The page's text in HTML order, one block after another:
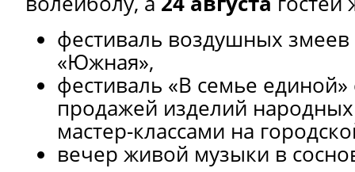
фестиваль воздушных
«Южная»,
фестиваль «В семье единой»
продажей изделий
мастер-классами на
вечер живой музыки в